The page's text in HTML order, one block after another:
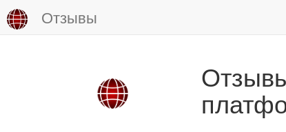
Отзывы